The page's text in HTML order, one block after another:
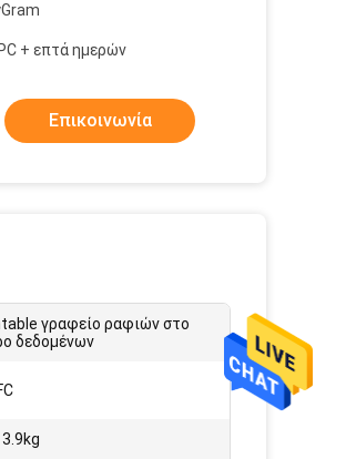
+ επτά ημερών
Επικοινωνία
γραφείο ραφιών στο
δεδομένων